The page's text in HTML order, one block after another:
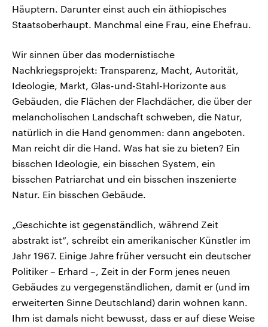
Häuptern. Darunter einst auch ein äthiopisches
Staatsoberhaupt. Manchmal eine Frau, eine Ehefrau.
Wir sinnen über das modernistische
Nachkriegsprojekt: Transparenz, Macht, Autorität,
Ideologie, Markt, Glas-und-Stahl-Horizonte aus
Gebäuden, die Flächen der Flachdächer, die über der
melancholischen Landschaft schweben, die Natur,
natürlich in die Hand genommen: dann angeboten.
Man reicht dir die Hand. Was hat sie zu bieten? Ein
bisschen Ideologie, ein bisschen System, ein
bisschen Patriarchat und ein bisschen inszenierte
Natur. Ein bisschen Gebäude.
„Geschichte ist gegenständlich, während Zeit
abstrakt ist“, schreibt ein amerikanischer Künstler im
Jahr 1967. Einige Jahre früher versucht ein deutscher
Politiker – Erhard –, Zeit in der Form jenes neuen
Gebäudes zu vergegenständlichen, damit er (und im
erweiterten Sinne Deutschland) darin wohnen kann.
Ihm ist damals nicht bewusst, dass er auf diese Weise